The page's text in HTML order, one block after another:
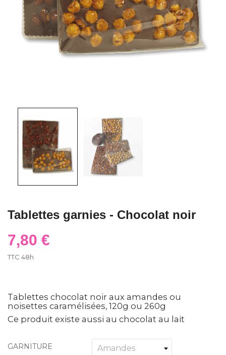
Tablettes garnies - Chocolat noir
7,80 €
TTC 48h
Tablettes chocolat noir aux amandes ou
noisettes caramélisées, 120g ou 260g
Ce produit existe aussi au chocolat au lait
GARNITURE